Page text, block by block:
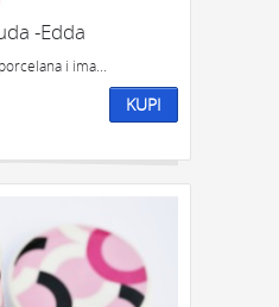
-Edda
i ima...
KUPI